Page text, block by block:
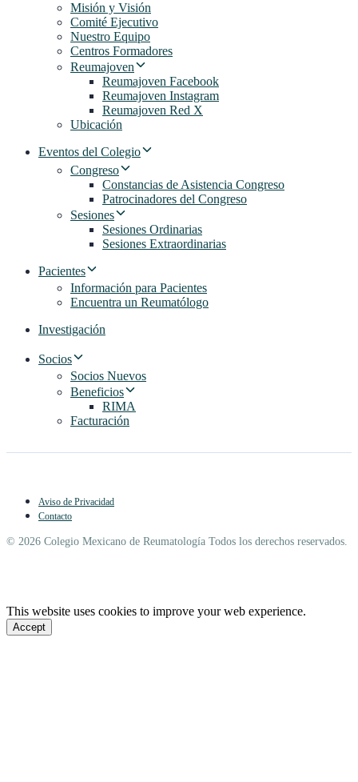
Misión y Visión
Comité Ejecutivo
Nuestro Equipo
Centros Formadores
Reumajoven
Reumajoven Facebook
Reumajoven Instagram
Reumajoven Red X
Ubicación
Eventos del Colegio
Congreso
Constancias de Asistencia Congreso
Patrocinadores del Congreso
Sesiones
Sesiones Ordinarias
Sesiones Extraordinarias
Pacientes
Información para Pacientes
Encuentra un Reumatólogo
Investigación
Socios
Socios Nuevos
Beneficios
RIMA
Facturación
Aviso de Privacidad
Contacto
© 2026 Colegio Mexicano de Reumatología Todos los derechos reservados.
This website uses cookies to improve your web experience.
Accept